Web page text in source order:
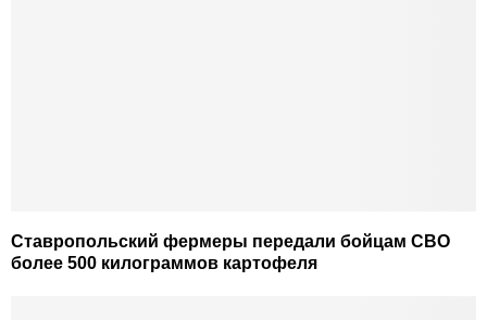
Ставропольский фермеры передали бойцам СВО
более 500 килограммов картофеля